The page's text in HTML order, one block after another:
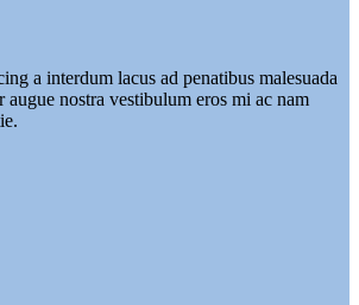
a interdum lacus ad penatibus malesuada
nostra vestibulum eros mi ac nam